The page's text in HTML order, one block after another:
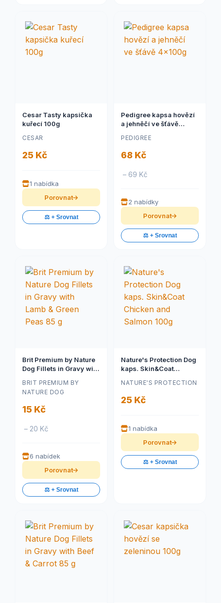
Cesar Tasty kapsička
kuřecí 100g
CESAR
25 Kč
1 nabídka
Porovnat
⚖️ + Srovnat
Pedigree kapsa hovězí
a jehněčí ve šťávě
PEDIGREE
68 Kč
– 69 Kč
2 nabídky
Porovnat
⚖️ + Srovnat
Brit Premium by Nature
Dog Fillets in Gravy with
BRIT PREMIUM BY
NATURE DOG
15 Kč
– 20 Kč
6 nabídek
Porovnat
⚖️ + Srovnat
Nature's Protection Dog
kaps. Skin&Coat
100g
NATURE'S PROTECTION
25 Kč
1 nabídka
Porovnat
⚖️ + Srovnat